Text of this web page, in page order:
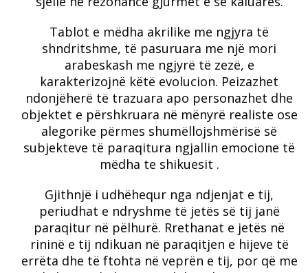
Tablot e mëdha akrilike me ngjyra të
shndritshme, të pasuruara me një mori
arabeskash me ngjyrë të zezë, e
karakterizojnë këtë evolucion. Peizazhet
ndonjëherë të trazuara apo personazhet dhe
objektet e përshkruara në mënyrë realiste ose
alegorike përmes shumëllojshmërisë së
subjekteve të paraqitura ngjallin emocione të
mëdha te shikuesit .
Gjithnjë i udhëhequr nga ndjenjat e tij,
periudhat e ndryshme të jetës së tij janë
paraqitur në pëlhurë. Rrethanat e jetës në
rininë e tij ndikuan në paraqitjen e hijeve të
errëta dhe të ftohta në veprën e tij, por që me